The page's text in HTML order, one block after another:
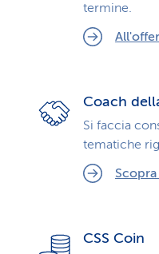
termine.
Coach
Si faccia
tematiche
CSS Coin